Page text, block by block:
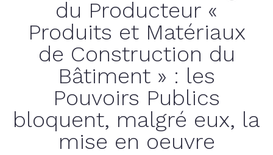
du Producteur «
Produits et Matériaux
de Construction du
Bâtiment » : les
Pouvoirs Publics
bloquent, malgré eux, la
mise en oeuvre